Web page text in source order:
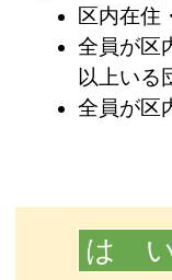
区内在住
全員が区
以上いる
全員が区
で
は